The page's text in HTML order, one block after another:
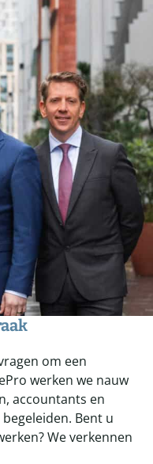
om een
werken we nauw
accountants en
Bent u
We verkennen